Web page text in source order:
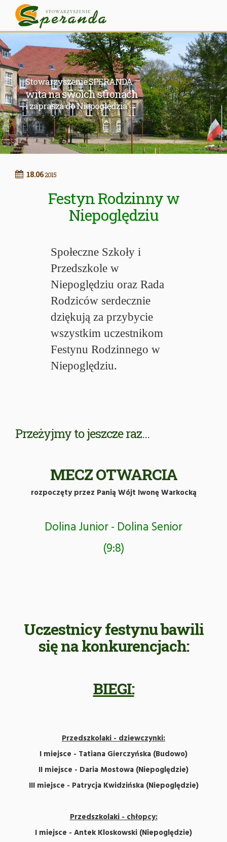
Stowarzyszenie SPERANDA
wita na swoich stronach
i zaprasza do Niepoględzia
18.062015
​​Festyn Rodzinny w
Niepoględziu
Społeczne Szkoły i
Przedszkole w
Niepoględziu oraz Rada
Rodziców serdecznie
dziękują za przybycie
wszystkim uczestnikom
Festynu Rodzinnego w
Niepoględziu.
Przeżyjmy to jeszcze raz...
MECZ OTWARCIA
rozpoczęty przez Panią Wójt Iwonę Warkocką
Dolina Junior - Dolina Senior
(9:8)
Uczestnicy festynu bawili
się na konkurencjach:
​BIEGI:
Przedszkolaki - dziewczynki:
I miejsce - Tatiana Gierczyńska (Budowo)
II miejsce - Daria Mostowa (Niepoględzie)
III miejsce - Patrycja Kwidzińska (Niepoględzie)
Przedszkolaki - chłopcy:
I miejsce - Antek Kloskowski (Niepoględzie)